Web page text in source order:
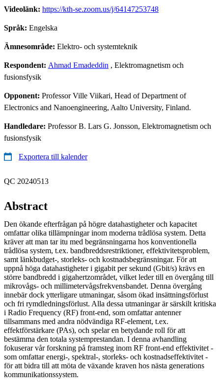
Videolänk: https://kth-se.zoom.us/j/64147253748
Språk: Engelska
Ämnesområde: Elektro- och systemteknik
Respondent: Ahmad Emadeddin , Elektromagnetism och
fusionsfysik
Opponent: Professor Ville Viikari, Head of Department of
Electronics and Nanoengineering, Aalto University, Finland.
Handledare: Professor B. Lars G. Jonsson, Elektromagnetism och
fusionsfysik
Exportera till kalender
QC 20240513
Abstract
Den ökande efterfrågan på högre datahastigheter och kapacitet
omfattar olika tillämpningar inom moderna trådlösa system. Detta
kräver att man tar itu med begränsningarna hos konventionella
trådlösa system, t.ex. bandbreddsrestriktioner, effektivitetsproblem,
samt länkbudget-, storleks- och kostnadsbegränsningar. För att
uppnå höga datahastigheter i gigabit per sekund (Gbit/s) krävs en
större bandbredd i gigahertzområdet, vilket leder till en övergång till
mikrovågs- och millimetervågsfrekvensbandet. Denna övergång
innebär dock ytterligare utmaningar, såsom ökad insättningsförlust
och fri rymdledningsförlust. Alla dessa utmaningar är särskilt kritiska
i Radio Frequency (RF) front-end, som omfattar antenner
tillsammans med andra nödvändiga RF-element, t.ex.
effektförstärkare (PAs), och spelar en betydande roll för att
bestämma den totala systemprestandan. I denna avhandling
fokuserar vår forskning på framsteg inom RF front-end effektivitet -
som omfattar energi-, spektral-, storleks- och kostnadseffektivitet -
för att bidra till att möta de växande kraven hos nästa generations
kommunikationssystem.